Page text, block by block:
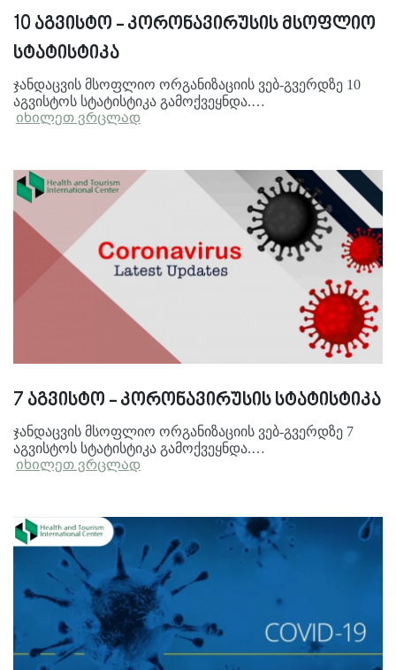
10 აგვისტო - კორონავირუსის მსოფლიო
სტატისტიკა
ჯანდაცვის მსოფლიო ორგანიზაციის ვებ-გვერდზე 10
აგვისტოს სტატისტიკა გამოქვეყნდა.…
იხილეთ ვრცლად
7 აგვისტო - კორონავირუსის სტატისტიკა
ჯანდაცვის მსოფლიო ორგანიზაციის ვებ-გვერდზე 7
აგვისტოს სტატისტიკა გამოქვეყნდა.…
იხილეთ ვრცლად